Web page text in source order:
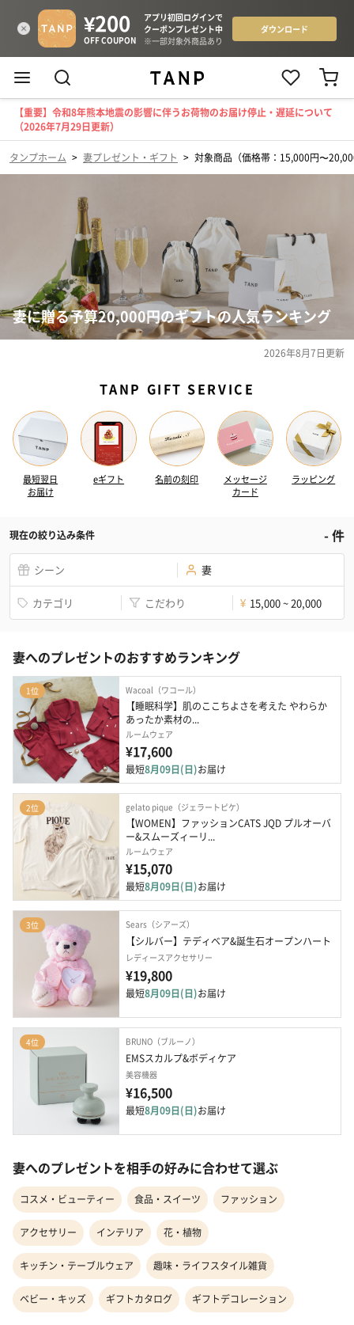
【重要】令和8年熊本地震の影響に伴うお荷物のお届け停止・遅延について
（2026年7月29日更新）
タンプホーム > 妻プレゼント・ギフト > 対象商品（価格帯：15,000円〜
妻に贈る予算20,000円のギフトの人気ランキング
2026年8月7日更新
TANP GIFT SERVICE
最短翌日
お届け
eギフト 名前の刻印
メッセージ
カード
ラッピング
現在の絞り込み条件 -件
シーン 妻
カテゴリ こだわり ¥ 15,000 ~ 20,000
妻へのプレゼントのおすすめランキング
1位 Wacoal（ワコール）
【睡眠科学】肌のここちよさを考えた やわらか
あったか素材の...
ルームウェア
¥17,600
最短8月09日(日)お届け
2位 gelato pique（ジェラートピケ）
【WOMEN】ファッションCATS JQD プルオーバ
ー&スムーズィーリ...
ルームウェア
¥15,070
最短8月09日(日)お届け
3位 Sears（シアーズ）
【シルバー】テディベア&誕生石オープンハート
レディースアクセサリー
¥19,800
最短8月09日(日)お届け
4位 BRUNO（ブルーノ）
EMSスカルプ&ボディケア
美容機器
¥16,500
最短8月09日(日)お届け
妻へのプレゼントを相手の好みに合わせて選ぶ
コスメ・ビューティー 食品・スイーツ ファッション
アクセサリー インテリア 花・植物
キッチン・テーブルウェア 趣味・ライフスタイル雑貨
ベビー・キッズ ギフトカタログ ギフトデコレーション